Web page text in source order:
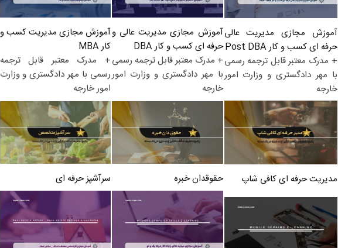
آموزش مجازی مدیریت عالی
حرفه ای کسب و کار Post DBA
+ مدرک معتبر قابل ترجمه رسمی
با مهر دادگستری و وزارت امور
خارجه
آموزش مجازی مدیریت عالی و
حرفه ای کسب و کار DBA
+ مدرک معتبر قابل ترجمه رسمی
با مهر دادگستری و وزارت امور
خارجه
آموزش مجازی مدیریت کسب و
کار MBA
+ مدرک معتبر قابل ترجمه
رسمی با مهر دادگستری و وزارت
امور خارجه
مدیریت حرفه ای کافی شاپ حقوقدان خبره سرآشپز حرفه ای